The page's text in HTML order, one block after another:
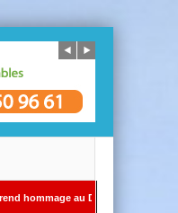
Dr Gil Taïeb par Alain AZRIA